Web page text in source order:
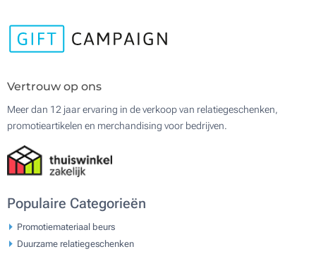
Vertrouw op ons
Meer dan 12 jaar ervaring in de verkoop van relatiegeschenken,
promotieartikelen en merchandising voor bedrijven.
Populaire Categorieën
Promotiemateriaal beurs
Duurzame relatiegeschenken